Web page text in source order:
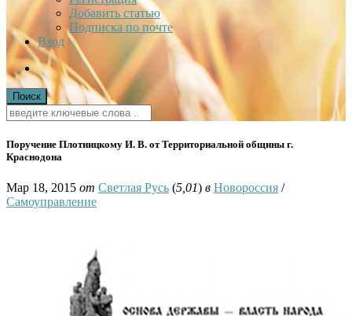
Добавить статью
Подписка по почте
Вход
Поручение Плотницкому И. В. от Территориальной общины г.
Краснодона
Мар 18, 2015 от Светлая Русь (5,01) в Новороссия /
Самоуправление